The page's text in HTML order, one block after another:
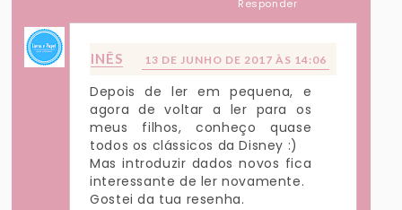
Responder
INÊS 13 DE JUNHO DE 2017 ÀS 14:06
Depois de ler em pequena, e
agora de voltar a ler para os
meus filhos, conheço quase
todos os clássicos da Disney :)
Mas introduzir dados novos fica
interessante de ler novamente.
Gostei da tua resenha.